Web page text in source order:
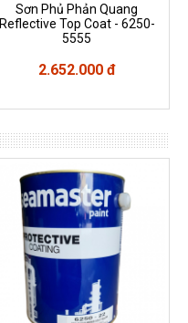
Sơn Phủ Phản Quang
Reflective Top Coat - 6250-
5555
2.652.000 đ